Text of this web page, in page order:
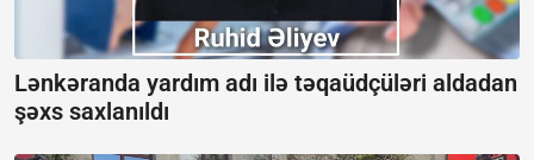
Lənkəranda yardım adı ilə təqaüdçüləri aldadan
şəxs saxlanıldı